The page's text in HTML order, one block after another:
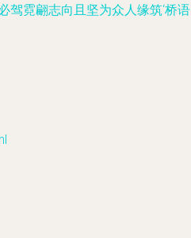
霓翩志向且坚为众人缘筑‘